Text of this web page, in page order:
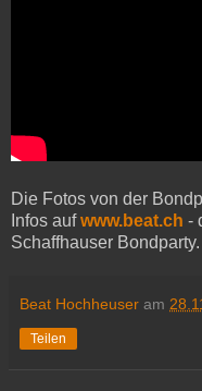
Die Fotos von der
Infos aufwww.beat.ch -
Schaffhauser Bondparty.
Beat Hochheuser am
Teilen